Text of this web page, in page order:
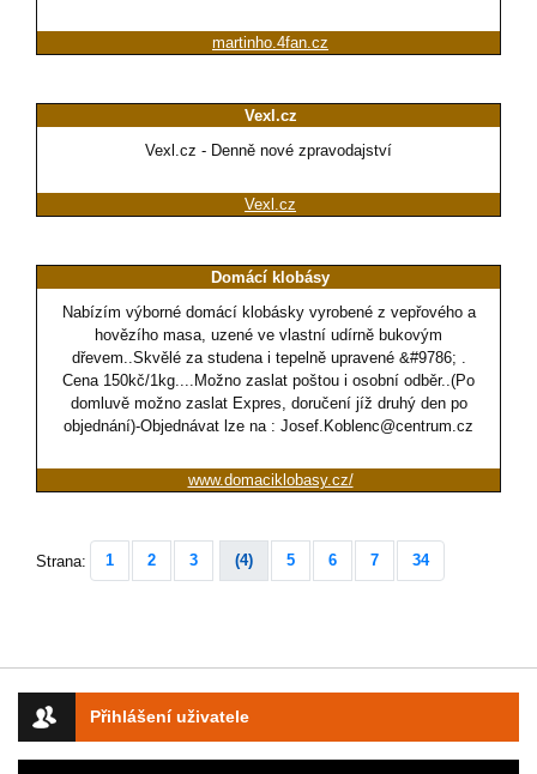
Přihlášení uživatele
martinho.4fan.cz
Vexl.cz
Vexl.cz - Denně nové zpravodajství
Vexl.cz
Domácí klobásy
Nabízím výborné domácí klobásky vyrobené z vepřového a
hovězího masa, uzené ve vlastní udírně bukovým
dřevem..Skvělé za studena i tepelně upravené &#9786; .
Cena 150kč/1kg....Možno zaslat poštou i osobní odběr..(Po
domluvě možno zaslat Expres, doručení jíž druhý den po
objednání)-Objednávat lze na : Josef.Koblenc@centrum.cz
www.domaciklobasy.cz/
Strana: 1 2 3 (4) 5 6 7 34